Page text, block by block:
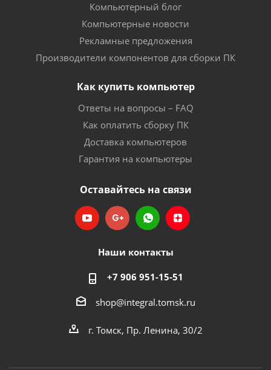
Компьютерный блог
Компьютерные новости
Рекламные предложения
Производители компонентов для сборки ПК
Как купить компьютер
Ответы на вопросы – FAQ
Как оплатить сборку ПК
Доставка компьютеров
Гарантия на компьютеры
Оставайтесь на связи
Наши контакты
+7 906 951-15-51
shop@integral.tomsk.ru
г. Томск, Пр. Ленина, 30/2